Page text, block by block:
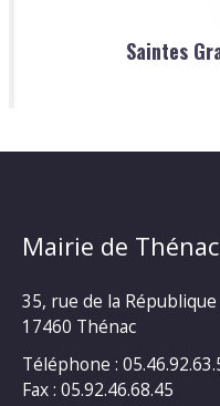
Saintes
Mairie de Thénac
35, rue de la République
17460 Thénac
Téléphone :
Fax : 05.92.46.68.45